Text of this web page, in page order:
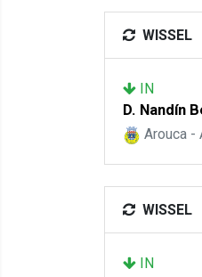
WISSEL
IN
D. Nandín
Arouca -
WISSEL
IN